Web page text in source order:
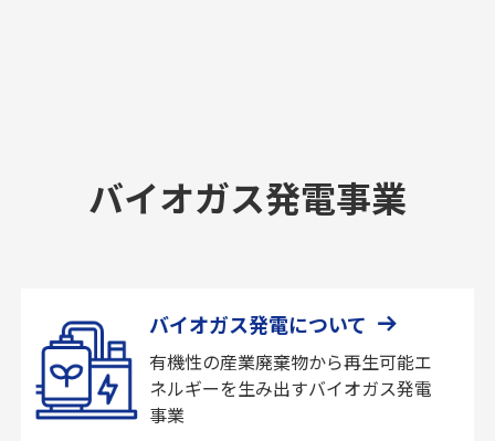
バイオガス発電事業
バイオガス発電について
有機性の産業廃棄物から再生可能エ
ネルギーを生み出すバイオガス発電
事業